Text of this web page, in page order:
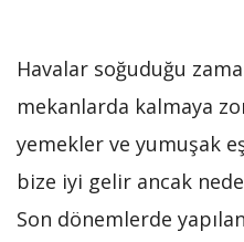
Havalar soğuduğu
mekanlarda kalmaya
yemekler ve yumuşak
bize iyi gelir ancak
Son dönemlerde